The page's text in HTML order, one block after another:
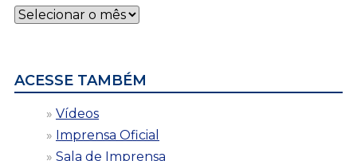
Notícias
por
ACESSE TAMBÉM
Vídeos
Imprensa Oficial
Sala de Imprensa